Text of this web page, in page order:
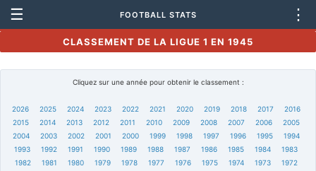
☰ FOOTBALL STATS ⋮
CLASSEMENT DE LA LIGUE 1 EN 1945
Cliquez sur une année pour obtenir le classement :
2026 2025 2024 2023 2022 2021 2020 2019 2018 2017
2016
2015
2014 2013 2012 2011 2010 2009 2008 2007 2006
2005
2004
2003 2002 2001 2000 1999 1998 1997 1996 1995
1994
1993
1992 1991 1990 1989 1988 1987 1986 1985 1984
1983
1982
1981 1980 1979 1978 1977 1976 1975 1974 1973
1972